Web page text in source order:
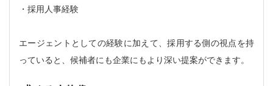
・採用人事経験
エージェントとしての経験に加えて、採用する側の視点を持
っていると、候補者にも企業にもより深い提案ができます。